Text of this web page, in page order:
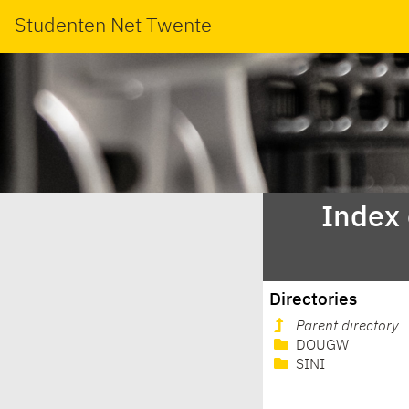
Studenten Net Twente
Index
Directories
Parent directory
DOUGW
SINI